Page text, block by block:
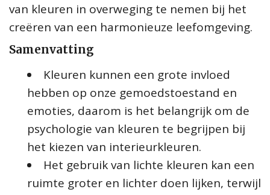
van kleuren in overweging te nemen bij het
creëren van een harmonieuze leefomgeving.
Samenvatting
Kleuren kunnen een grote invloed
hebben op onze gemoedstoestand en
emoties, daarom is het belangrijk om de
psychologie van kleuren te begrijpen bij
het kiezen van interieurkleuren.
Het gebruik van lichte kleuren kan een
ruimte groter en lichter doen lijken, terwijl